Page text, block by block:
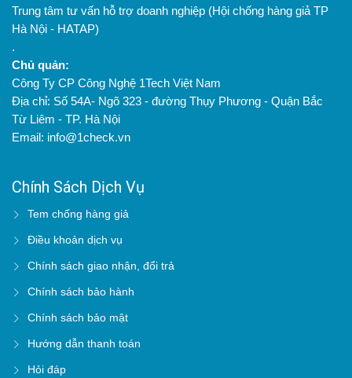
Trung tâm tư vấn hỗ trợ doanh nghiệp (Hội chống hàng giả TP
Hà Nội - HATAP)
.
Chủ quản:
Công Ty CP Công Nghệ 1Tech Việt Nam
Địa chỉ: Số 54A- Ngõ 323 - đường Thụy Phương - Quận Bắc
Từ Liêm - TP. Hà Nội
Email: info@1check.vn
Chính Sách Dịch Vụ
Tem chống hàng giả
Điều khoản dịch vụ
Chính sách giao nhận, đổi trả
Chính sách bảo hành
Chính sách bảo mật
Hướng dẫn thanh toán
Hỏi đáp